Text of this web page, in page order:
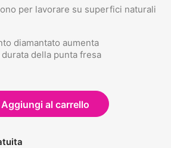
per lavorare su superfici naturali
diamantato aumenta
della punta fresa
Aggiungi al carrello